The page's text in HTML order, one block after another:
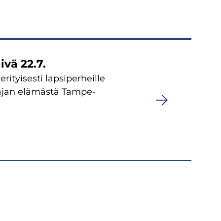
22.7.
lap­si­per­heil­le
elä­mäs­tä Tam­pe­